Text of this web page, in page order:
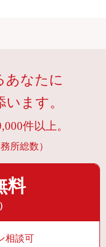
あなたに
ます。
件以上。
所総数）
料
相談可